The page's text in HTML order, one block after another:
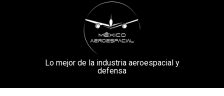
Lo mejor de la industria aeroespacial y
defensa